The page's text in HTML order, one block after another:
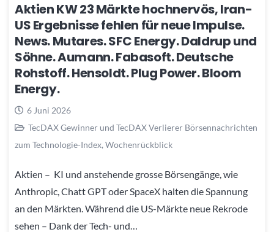
Aktien KW 23 Märkte hochnervös, Iran-
US Ergebnisse fehlen für neue Impulse.
News. Mutares. SFC Energy. Daldrup und
Söhne. Aumann. Fabasoft. Deutsche
Rohstoff. Hensoldt. Plug Power. Bloom
Energy.
6 Juni 2026
TecDAX Gewinner und TecDAX Verlierer Börsennachrichten
zum Technologie-Index, Wochenrückblick
Aktien – KI und anstehende grosse Börsengänge, wie
Anthropic, Chatt GPT oder SpaceX halten die Spannung
an den Märkten. Während die US-Märkte neue Rekrode
sehen – Dank der Tech- und…